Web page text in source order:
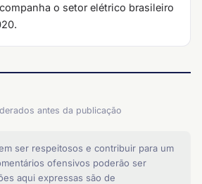
o setor elétrico brasileiro
antes da publicação
ser respeitosos e contribuir para um
ofensivos poderão ser
aqui expressas são de